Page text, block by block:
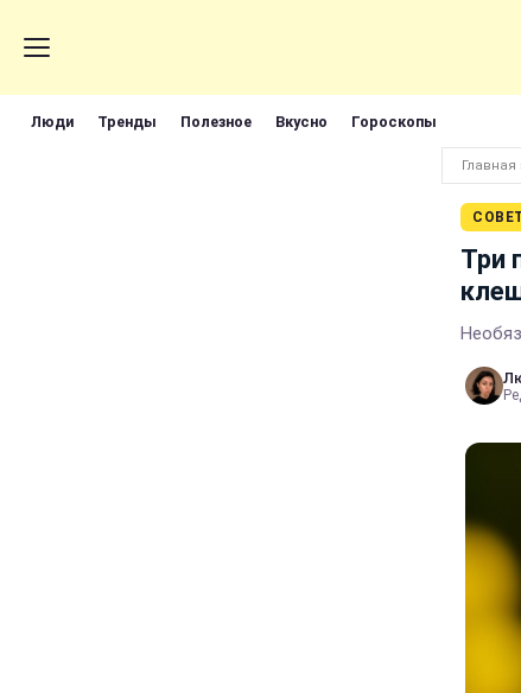
Люди Тренды Полезное Вкусно Гороскопы
Главная
Три